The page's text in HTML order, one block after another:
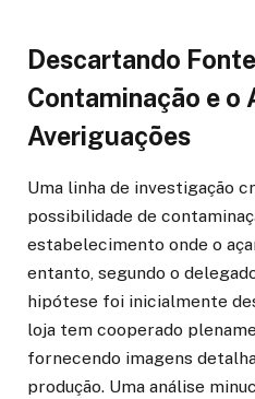
Descartando
Contaminação e o
Averiguações
Uma linha de investigação
possibilidade de
estabelecimento onde o
entanto, segundo o
hipótese foi inicialmente
loja tem cooperado
fornecendo imagens
produção. Uma análise